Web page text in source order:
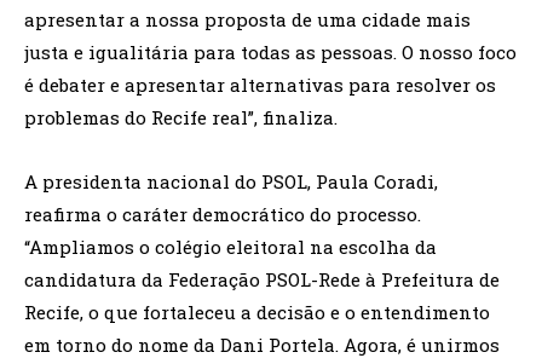
apresentar a nossa proposta de uma cidade mais
justa e igualitária para todas as pessoas. O nosso foco
é debater e apresentar alternativas para resolver os
problemas do Recife real”, finaliza.
A presidenta nacional do PSOL, Paula Coradi,
reafirma o caráter democrático do processo.
“Ampliamos o colégio eleitoral na escolha da
candidatura da Federação PSOL-Rede à Prefeitura de
Recife, o que fortaleceu a decisão e o entendimento
em torno do nome da Dani Portela. Agora, é unirmos